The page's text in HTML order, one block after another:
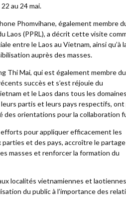
au 24 mai.
Phomvihane, également membre
Laos (PPRL), a décrit cette visite
entre le Laos au Vietnam, ainsi qu’à
auprès des masses.
Thi Mai, qui est également membre du
succès et s’est réjouie du
et le Laos dans tous les
partis et leurs pays respectifs, ont
des orientations pour la collaboration
pour appliquer efficacement les
et des pays, accroître le partage
masses et renforcer la formation du
localités vietnamiennes et
du public à l’importance des